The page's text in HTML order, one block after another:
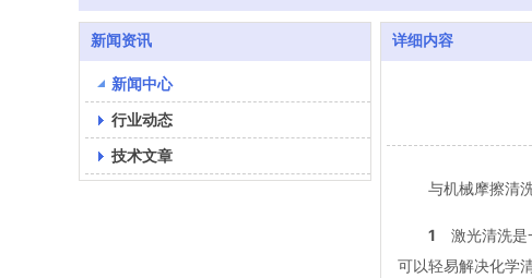
新闻资讯
新闻中心
行业动态
技术文章
详细内容
与机械摩擦清洗
1 激光清洗是
可以轻易解决化学